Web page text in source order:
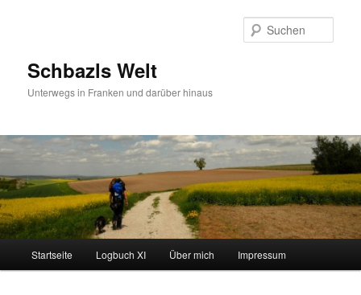
Schbazls Welt
Unterwegs in Franken und darüber hinaus
Startseite Logbuch XI Über mich Impressum